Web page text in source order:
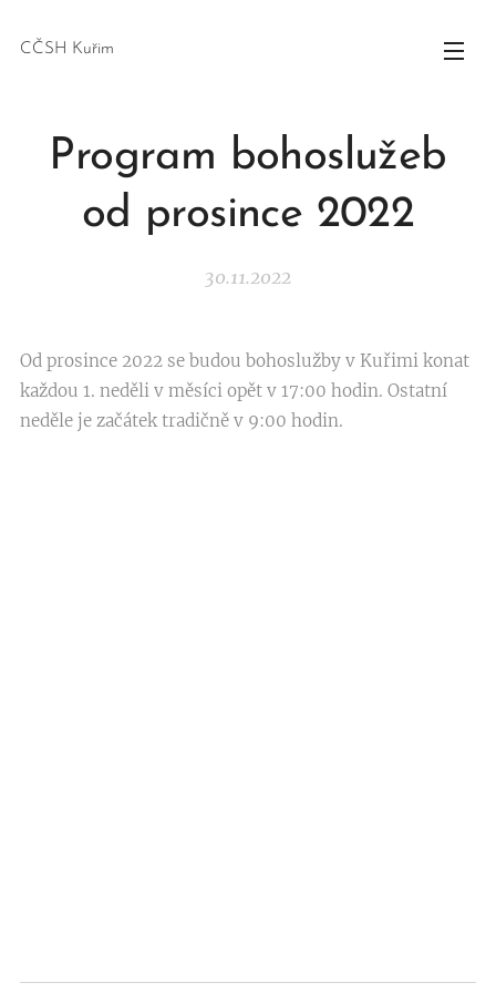
CČSH Kuřim
Program bohoslužeb
od prosince 2022
30.11.2022
Od prosince 2022 se budou bohoslužby v Kuřimi konat
každou 1. neděli v měsíci opět v 17:00 hodin. Ostatní
neděle je začátek tradičně v 9:00 hodin.